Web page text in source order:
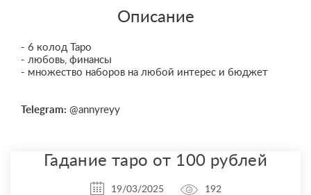
Описание
- 6 колод Таро
- любовь, финансы
- множество наборов на любой интерес и бюджет
Telegram: @annyreyy
Гадание таро от 100 рублей
19/03/2025 192